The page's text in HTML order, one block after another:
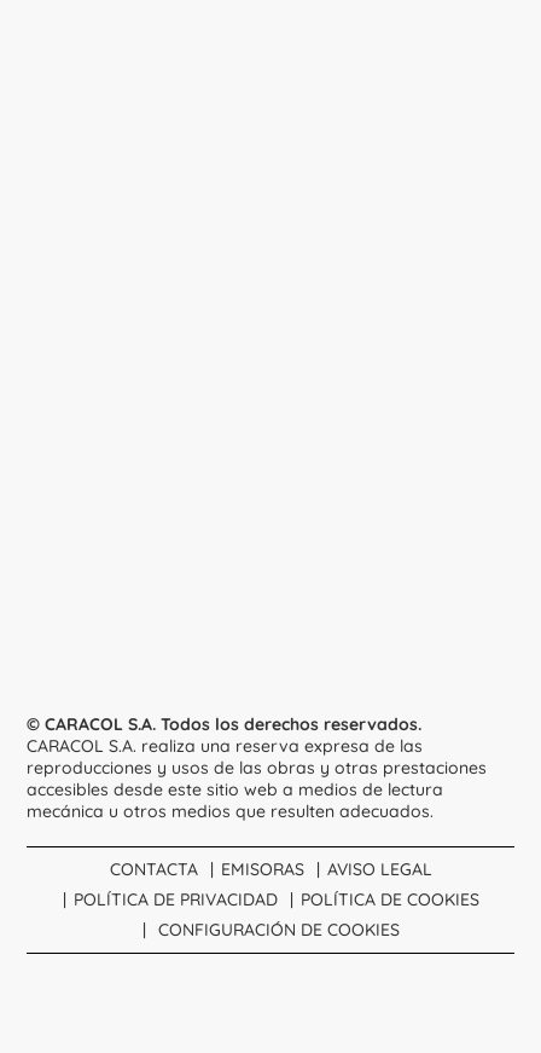
© CARACOL S.A. Todos los derechos reservados.
CARACOL S.A. realiza una reserva expresa de las
reproducciones y usos de las obras y otras prestaciones
accesibles desde este sitio web a medios de lectura
mecánica u otros medios que resulten adecuados.
CONTACTA EMISORAS
AVISO LEGAL
POLÍTICA DE PRIVACIDAD
POLÍTICA DE COOKIES
CONFIGURACIÓN DE COOKIES